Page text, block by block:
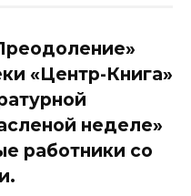
«Центр-Книга»
неделе»
работники со